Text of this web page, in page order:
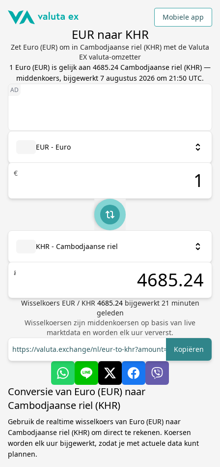
Mobiele app
EUR naar KHR
Zet Euro (EUR) om in Cambodjaanse riel (KHR) met de Valuta
EX valuta-omzetter
1 Euro (EUR) is gelijk aan 4685.24 Cambodjaanse riel (KHR) —
middenkoers, bijgewerkt 7 augustus 2026 om 21:50 UTC.
EUR - Euro
€
KHR - Cambodjaanse riel
៛
Wisselkoers EUR/ KHR 4685.24 bijgewerkt 21 minuten
geleden
Wisselkoersen zijn middenkoersen op basis van live
marktdata en worden elk uur ververst.
https://valuta.exchange/nl/eur-to-khr?amount=1
Kopiëren
Conversie van Euro (EUR) naar
Cambodjaanse riel (KHR)
Gebruik de realtime wisselkoers van Euro (EUR) naar
Cambodjaanse riel (KHR) om direct te rekenen. Koersen
worden elk uur bijgewerkt, zodat je met actuele data kunt
plannen.